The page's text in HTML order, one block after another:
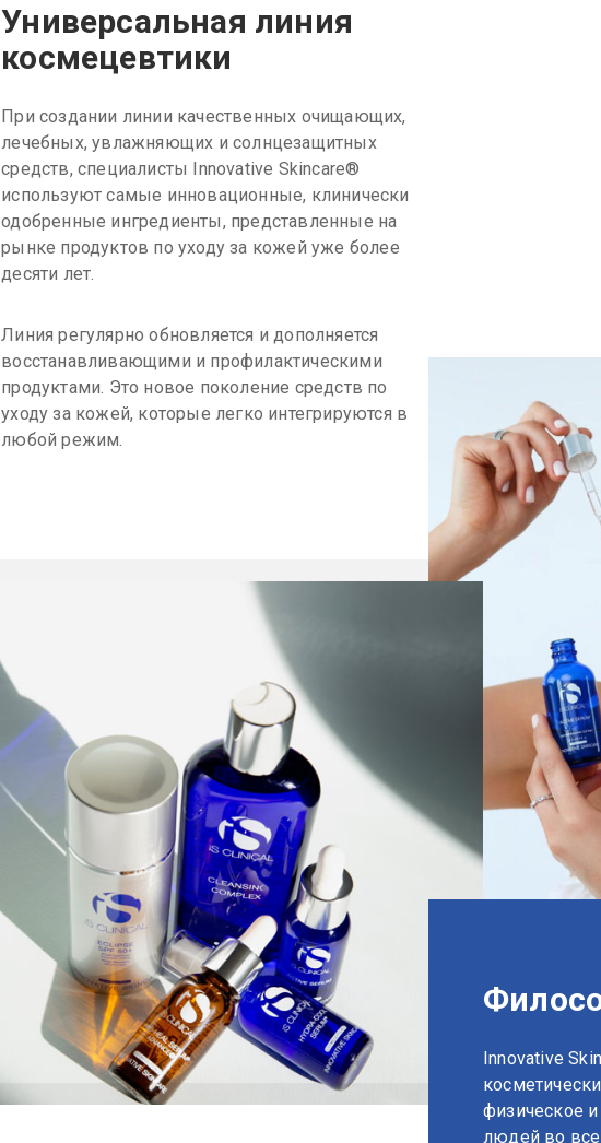
Универсальная линия
космецевтики
При создании линии качественных очищающих,
лечебных, увлажняющих и солнцезащитных
средств, специалисты Innovative Skincare®
используют самые инновационные, клинически
одобренные ингредиенты, представленные на
рынке продуктов по уходу за кожей уже более
десяти лет.
Линия регулярно обновляется и дополняется
восстанавливающими и профилактическими
продуктами. Это новое поколение средств по
уходу за кожей, которые легко интегрируются в
любой режим.
Innovative
физическое
людей во